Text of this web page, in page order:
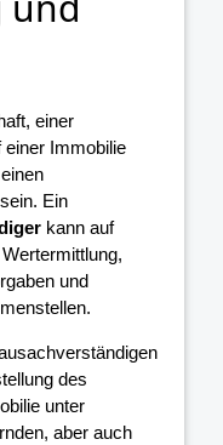
einer
einer Immobilie
Ein
kann auf
und
des
unter
aber auch